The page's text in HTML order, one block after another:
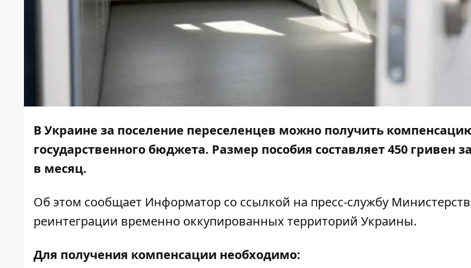
В Украине за поселение переселенцев можно получить
государственного бюджета. Размер пособия составляет 450 гривен
в месяц.
Об этом сообщает Информатор со ссылкой на пресс-службу
реинтеграции временно оккупированных территорий Украины.
Для получения компенсации необходимо: